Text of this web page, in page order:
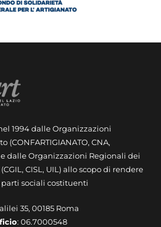
1994 dalle Organizzazioni
(CONFARTIGIANATO, CNA,
e dalle Organizzazioni Regionali dei
CISL, UIL) allo scopo di rendere
sociali costituenti
35, 00185 Roma
: 06.7000548